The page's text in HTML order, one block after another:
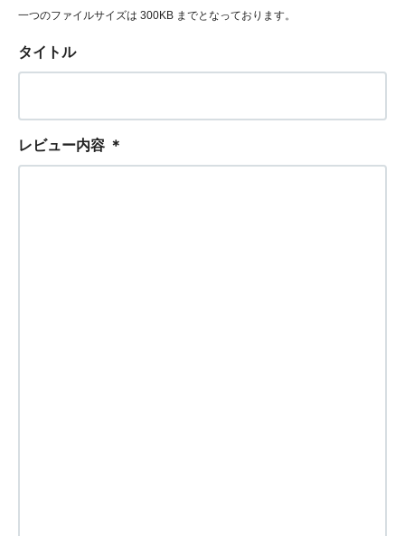
一つのファイルサイズは 300KB までとなっております。
タイトル
レビュー内容 ＊